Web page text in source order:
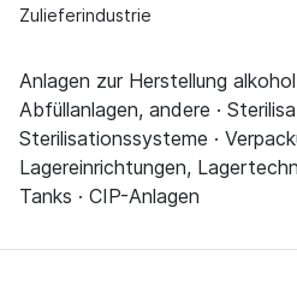
Zulieferindustrie
Anlagen zur Herstellung
Abfüllanlagen, andere ·
Sterilisationssysteme ·
Lagereinrichtungen,
Tanks · CIP-Anlagen